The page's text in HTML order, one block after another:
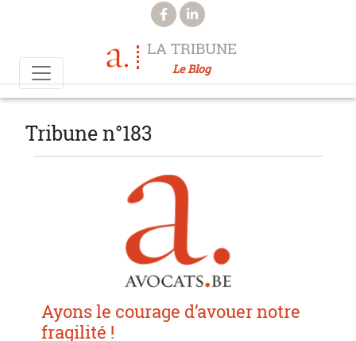
Aller au contenu principal
LA TRIBUNE
Le Blog
Tribune n°183
Ayons le courage d’avouer notre
fragilité !